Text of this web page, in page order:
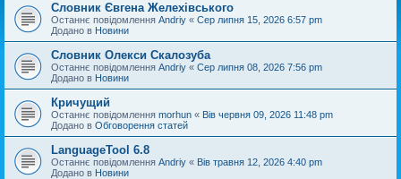
Словник Євгена Желехівського
Останнє повідомлення Andriy « Сер липня 15, 2026 6:57 pm
Додано в Новини
Словник Олекси Скалозуба
Останнє повідомлення Andriy « Сер липня 08, 2026 7:56 pm
Додано в Новини
Кричущий
Останнє повідомлення morhun « Вів червня 09, 2026 11:48 pm
Додано в Обговорення статей
LanguageTool 6.8
Останнє повідомлення Andriy « Вів травня 12, 2026 4:40 pm
Додано в Новини